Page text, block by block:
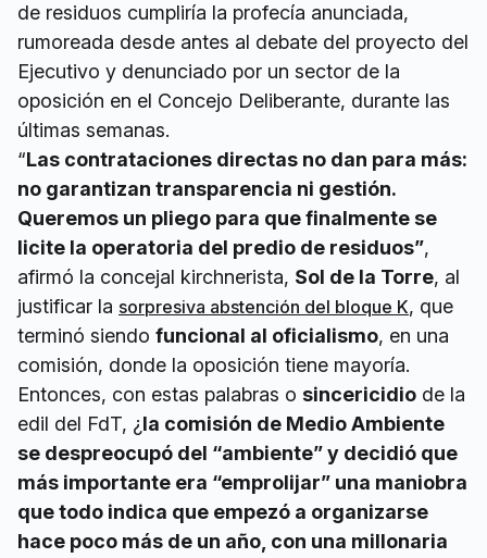
de residuos cumpliría la profecía anunciada,
rumoreada desde antes al debate del proyecto del
Ejecutivo y denunciado por un sector de la
oposición en el Concejo Deliberante, durante las
últimas semanas.
“Las contrataciones directas no dan para más:
no garantizan transparencia ni gestión.
Queremos un pliego para que finalmente se
licite la operatoria del predio de residuos”,
afirmó la concejal kirchnerista, Sol de la Torre, al
justificar la sorpresiva abstención del bloque K, que
terminó siendo funcional al oficialismo, en una
comisión, donde la oposición tiene mayoría.
Entonces, con estas palabras o sincericidio de la
edil del FdT, ¿la comisión de Medio Ambiente
se despreocupó del “ambiente” y decidió que
más importante era “emprolijar” una maniobra
que todo indica que empezó a organizarse
hace poco más de un año, con una millonaria